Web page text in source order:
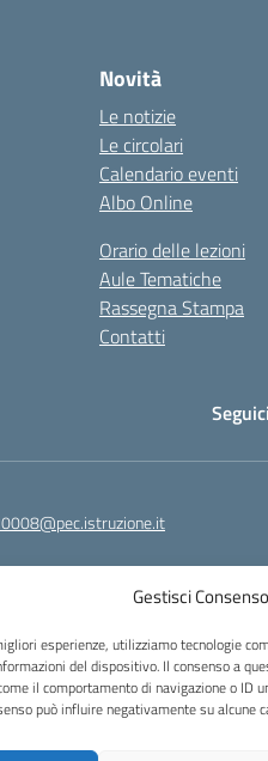
Gestisci Consenso
esperienze, utilizziamo tecnologie
del dispositivo. Il consenso a
il comportamento di navigazione o ID
può influire negativamente su alcune
Novità
Le notizie
Le circolari
Calendario eventi
Albo Online
Orario delle lezioni
Aule Tematiche
Rassegna Stampa
Contatti